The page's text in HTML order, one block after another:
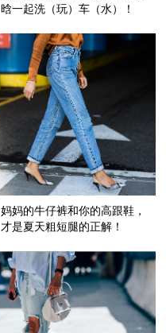
晗一起洗（玩）车（水）！
妈妈的牛仔裤和你的高跟鞋，
才是夏天粗短腿的正解！